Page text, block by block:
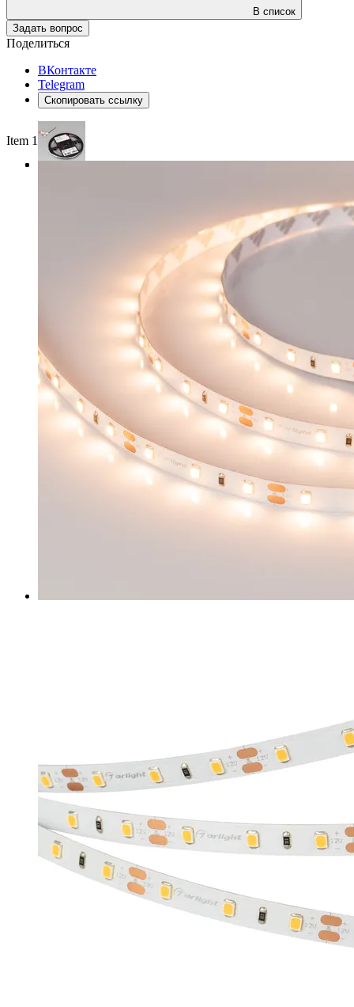
В список
Задать вопрос
Поделиться
ВКонтакте
Telegram
Скопировать ссылку
Item 1 of 3